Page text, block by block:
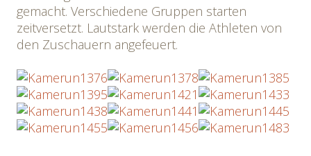
gemacht. Verschiedene Gruppen starten
zeitversetzt. Lautstark werden die Athleten von
den Zuschauern angefeuert.